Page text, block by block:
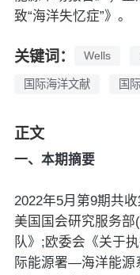
致“海洋失忆症”》。
关键词： Wells
国际海洋文献 国
正文
一、本期摘要
2022年5月第9期共
美国国会研究服务
队》;欧委会《关于
际能源署—海洋能源